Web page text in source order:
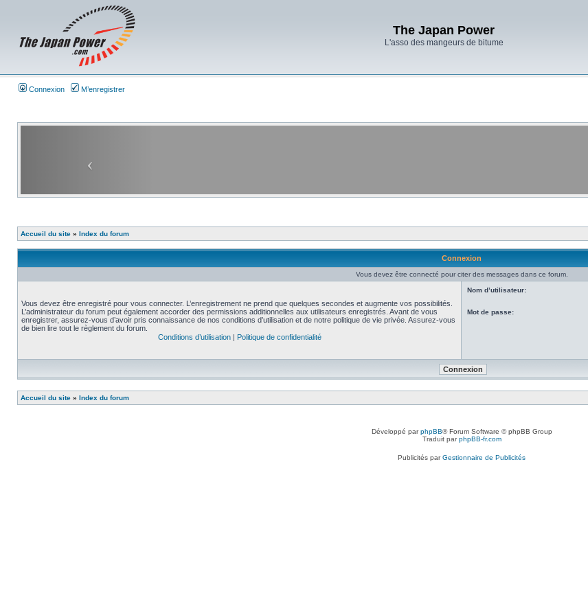
The Japan Power
L'asso des mangeurs de bitume
Connexion M’enregistrer
Accueil du site » Index du forum
Connexion
Vous devez être connecté pour citer des messages dans ce forum.
Vous devez être enregistré pour vous connecter. L’enregistrement ne prend que quelques secondes et augmente vos possibilités.
L’administrateur du forum peut également accorder des permissions additionnelles aux utilisateurs enregistrés. Avant de vous
enregistrer, assurez-vous d’avoir pris connaissance de nos conditions d’utilisation et de notre politique de vie privée. Assurez-vous
de bien lire tout le règlement du forum.
Conditions d’utilisation| Politique de confidentialité
Nom d’utilisateur:
Mot de passe:
Accueil du site » Index du forum
Développé parphpBB® Forum Software © phpBB Group
Traduit parphpBB-fr.com
Publicités parGestionnaire de Publicités